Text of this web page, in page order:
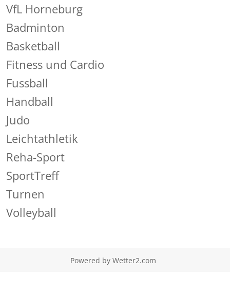
VfL Horneburg
Badminton
Basketball
Fitness und Cardio
Fussball
Handball
Judo
Leichtathletik
Reha-Sport
SportTreff
Turnen
Volleyball
Powered by Wetter2.com